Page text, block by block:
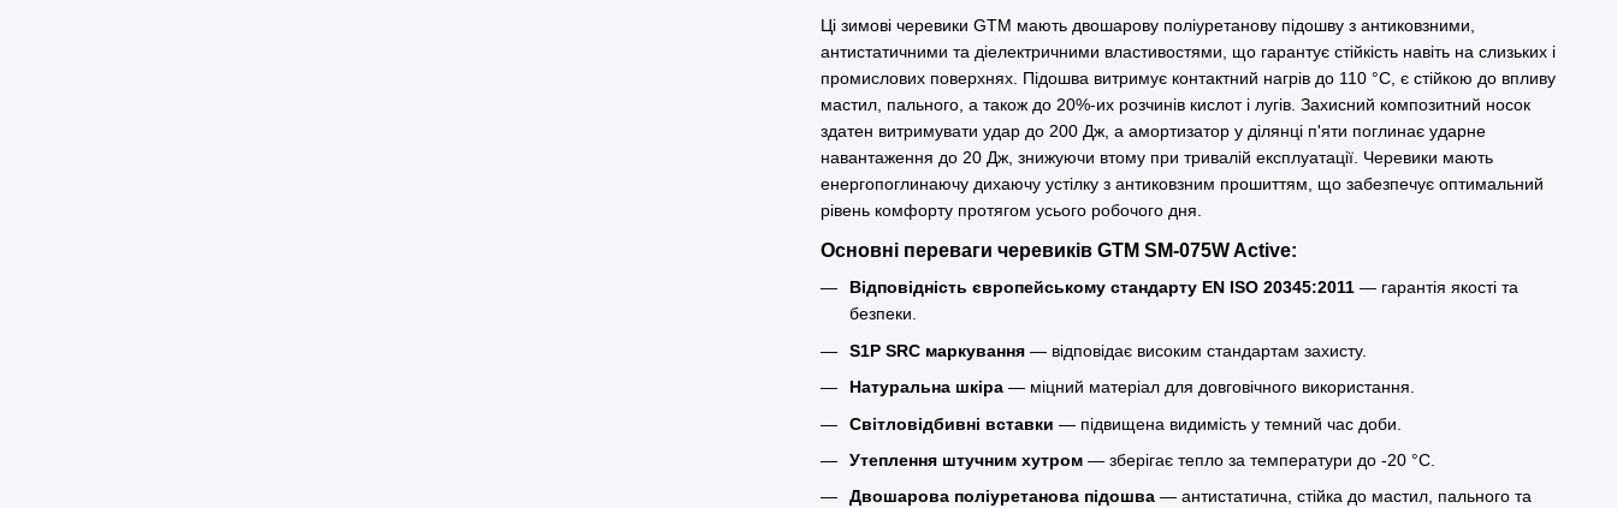
Ці зимові черевики GTM мають двошарову поліуретанову підошву з антиковзними,
антистатичними та діелектричними властивостями, що гарантує стійкість навіть на слизьких і
промислових поверхнях. Підошва витримує контактний нагрів до 110 °C, є стійкою до впливу
мастил, пального, а також до 20%-их розчинів кислот і лугів. Захисний композитний носок
здатен витримувати удар до 200 Дж, а амортизатор у ділянці п'яти поглинає ударне
навантаження до 20 Дж, знижуючи втому при тривалій експлуатації. Черевики мають
енергопоглинаючу дихаючу устілку з антиковзним прошиттям, що забезпечує оптимальний
рівень комфорту протягом усього робочого дня.
Основні переваги черевиків GTM SM-075W Active:
Відповідність європейському стандарту EN ISO 20345:2011 — гарантія якості та
безпеки.
S1P SRC маркування — відповідає високим стандартам захисту.
Натуральна шкіра — міцний матеріал для довговічного використання.
Світловідбивні вставки — підвищена видимість у темний час доби.
Утеплення штучним хутром — зберігає тепло за температури до -20 °С.
Двошарова поліуретанова підошва — антистатична, стійка до мастил, пального та